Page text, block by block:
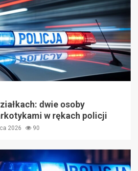
dwie osoby
w rękach policji
2026 90